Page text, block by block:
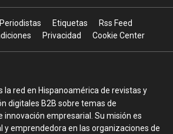
Periodistas Etiquetas
Rss Feed
Privacidad Cookie Center
la red en Hispanoamérica de revistas y
digitales B2B sobre temas de
empresarial. Su misión es
y emprendedora en las organizaciones de